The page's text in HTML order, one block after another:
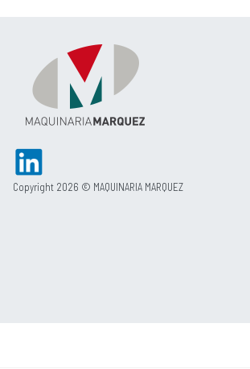
Copyright 2026 © MAQUINARIA MARQUEZ